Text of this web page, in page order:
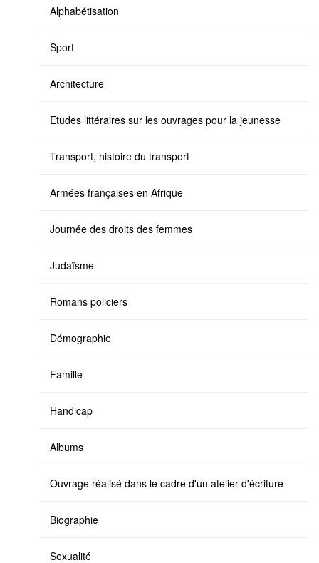
Alphabétisation
Sport
Architecture
Etudes littéraires sur les ouvrages pour la jeunesse
Transport, histoire du transport
Armées françaises en Afrique
Journée des droits des femmes
Judaïsme
Romans policiers
Démographie
Famille
Handicap
Albums
Ouvrage réalisé dans le cadre d'un atelier d'écriture
Biographie
Sexualité